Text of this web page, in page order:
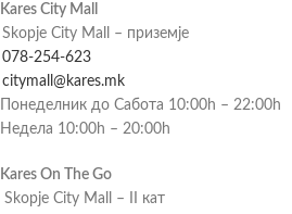
Kares City Mall
Skopje City Mall – приземје
078-254-623
citymall@kares.mk
Понеделник до Сабота 10:00h – 22:00h
Недела 10:00h – 20:00h
Kares On The Go
Skopje City Mall – II кат